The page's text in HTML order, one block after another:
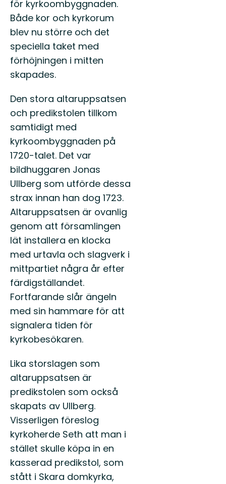
för kyrkoombyggnaden.
Både kor och kyrkorum
blev nu större och det
speciella taket med
förhöjningen i mitten
skapades.
Den stora altaruppsatsen
och predikstolen tillkom
samtidigt med
kyrkoombyggnaden på
1720-talet. Det var
bildhuggaren Jonas
Ullberg som utförde dessa
strax innan han dog 1723.
Altaruppsatsen är ovanlig
genom att församlingen
lät installera en klocka
med urtavla och slagverk i
mittpartiet några år efter
färdigställandet.
Fortfarande slår ängeln
med sin hammare för att
signalera tiden för
kyrkobesökaren.
Lika storslagen som
altaruppsatsen är
predikstolen som också
skapats av Ullberg.
Visserligen föreslog
kyrkoherde Seth att man i
stället skulle köpa in en
kasserad predikstol, som
stått i Skara domkyrka,